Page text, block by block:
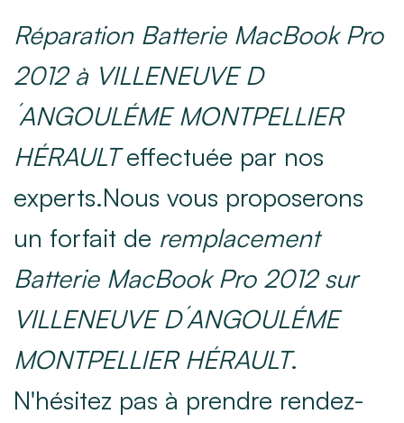
Réparation Batterie MacBook Pro
2012 à VILLENEUVE D
´ANGOULÉME MONTPELLIER
HÉRAULTeffectuée par nos
experts.Nous vous proposerons
un forfait de remplacement
Batterie MacBook Pro 2012 sur
VILLENEUVE D´ANGOULÉME
MONTPELLIER HÉRAULT.
N'hésitez pas à prendre rendez-